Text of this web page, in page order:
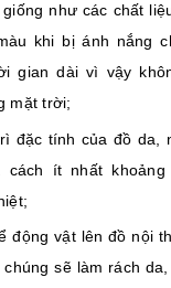
giống như các chất
khi bị ánh nắng
gian dài vì vậy
mặt trời;
đặc tính của đồ da,
cách ít nhất
động vật lên đồ nội
chúng sẽ làm rách